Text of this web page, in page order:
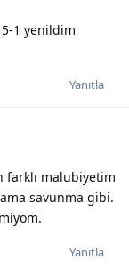
1 yenildim
Yanıtla
farklı malubiyetim
savunma gibi.
Yanıtla